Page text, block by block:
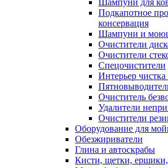
Шампуни для
Подкапотное
консервация
Шампуни и
Очистители
Очистители
Спецочистители
Интерьер
Очиститель
Удалители
Очистители
Оборудование для
Обезжириватели
Глина и автоскрабы
Кисти, щетки,